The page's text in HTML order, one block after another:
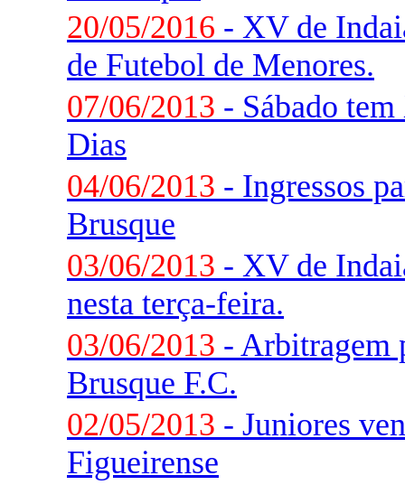
20/05/2016 - XV de
de Futebol de Menores.
07/06/2013 - Sábado
Dias
04/06/2013 - Ingressos
Brusque
03/06/2013 - XV de
nesta terça-feira.
03/06/2013 - Arbitragem
Brusque F.C.
02/05/2013 - Juniores
Figueirense